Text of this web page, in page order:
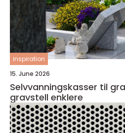
inspiration
15. June 2026
Selvvanningskasser til
gravstell enklere